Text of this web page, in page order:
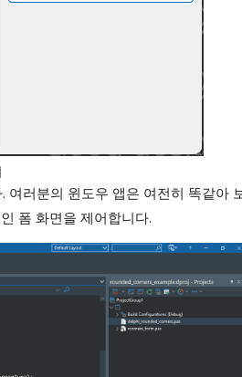
여러분의 윈도우 앱은 여전히 똑같아
폼 화면을 제어합니다.